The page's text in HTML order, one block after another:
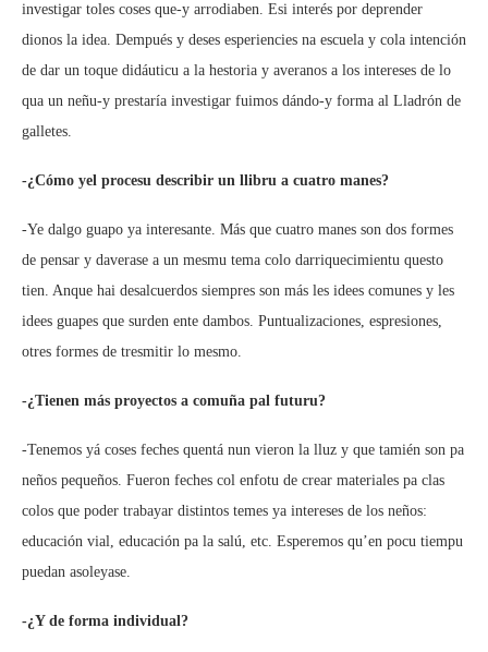
investigar toles coses que-y arrodiaben. Esi interés por deprender
dionos la idea. Dempués y deses esperiencies na escuela y cola intención
de dar un toque didáuticu a la hestoria y averanos a los intereses de lo
qua un neñu-y prestaría investigar fuimos dándo-y forma al Lladrón de
galletes.
-¿Cómo yel procesu describir un llibru a cuatro manes?
-Ye dalgo guapo ya interesante. Más que cuatro manes son dos formes
de pensar y daverase a un mesmu tema colo darriquecimientu questo
tien. Anque hai desalcuerdos siempres son más les idees comunes y les
idees guapes que surden ente dambos. Puntualizaciones, espresiones,
otres formes de tresmitir lo mesmo.
-¿Tienen más proyectos a comuña pal futuru?
-Tenemos yá coses feches quentá nun vieron la lluz y que tamién son pa
neños pequeños. Fueron feches col enfotu de crear materiales pa clas
colos que poder trabayar distintos temes ya intereses de los neños:
educación vial, educación pa la salú, etc. Esperemos qu’en pocu tiempu
puedan asoleyase.
-¿Y de forma individual?